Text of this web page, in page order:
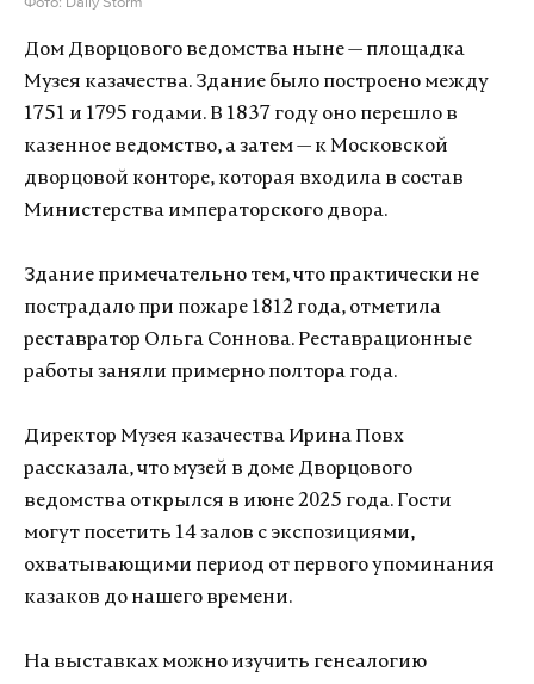
Дом Дворцового ведомства ныне — площадка
Музея казачества. Здание было построено между
1751 и 1795 годами. В 1837 году оно перешло в
казенное ведомство, а затем — к Московской
дворцовой конторе, которая входила в состав
Министерства императорского двора.
Здание примечательно тем, что практически не
пострадало при пожаре 1812 года, отметила
реставратор Ольга Соннова. Реставрационные
работы заняли примерно полтора года.
Директор Музея казачества Ирина Повх
рассказала, что музей в доме Дворцового
ведомства открылся в июне 2025 года. Гости
могут посетить 14 залов с экспозициями,
охватывающими период от первого упоминания
казаков до нашего времени.
На выставках можно изучить генеалогию